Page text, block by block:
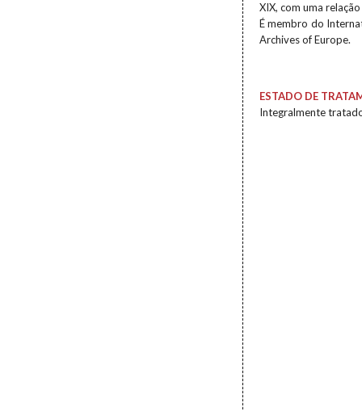
XIX, com uma
É membro do
Archives of Europe.
ESTADO DE
Integralmente